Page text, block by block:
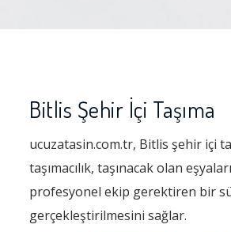
Bitlis Şehir İçi Taşıma
ucuzatasin.com.tr, Bitlis şehir içi
taşımacılık, taşınacak olan
profesyonel ekip gerektiren bir
gerçekleştirilmesini sağlar.